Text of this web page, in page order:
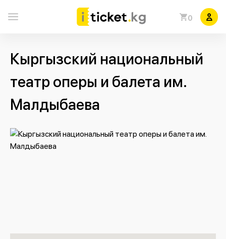
0
Кыргызский национальный
театр оперы и балета им.
Малдыбаева